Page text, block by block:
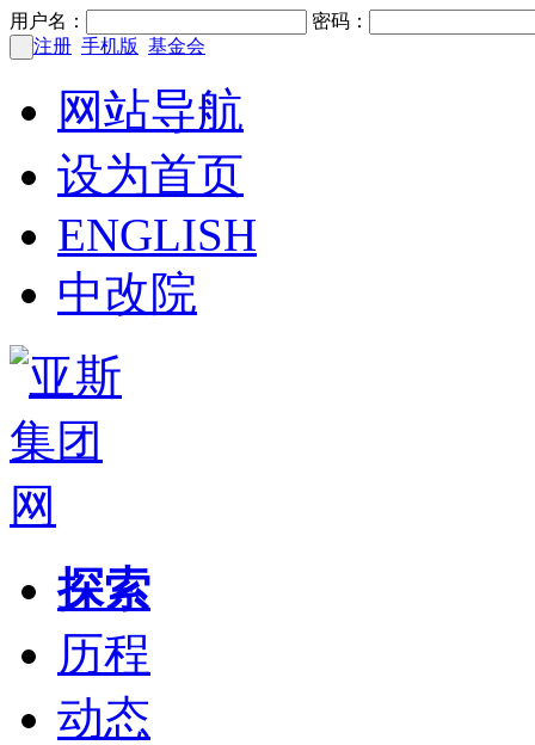
用户名：
密码：
注册 手机版 基金会
网站导航
设为首页
ENGLISH
中改院
探索
历程
动态